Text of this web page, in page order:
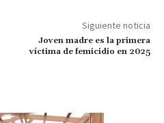
Siguiente noticia
Joven madre es la primera
víctima de femicidio en 2025